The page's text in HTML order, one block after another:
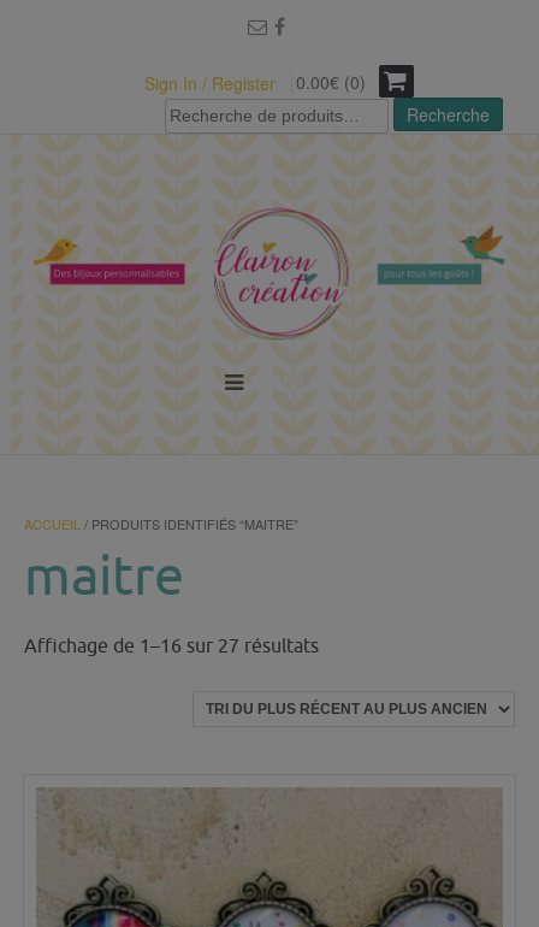
Sign In / Register
0.00€ (0)
Recherche
pour :
Recherche
ACCUEIL / PRODUITS IDENTIFIÉS “MAITRE”
maitre
Affichage de 1–16 sur 27 résultatsTrié
plus
plus